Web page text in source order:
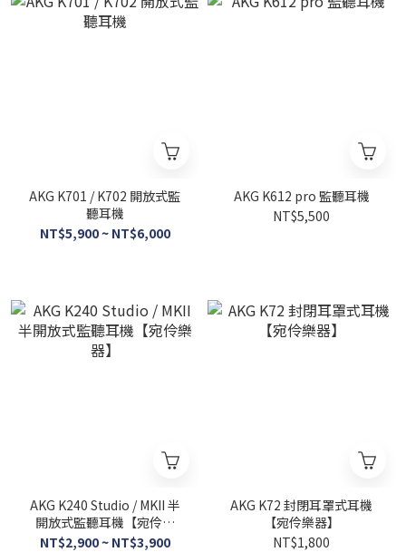
AKG K701 / K702 開放式監
聽耳機
NT$5,900 ~ NT$6,000
AKG K612 pro 監聽耳機
NT$5,500
AKG K240 Studio / MKII 半
開放式監聽耳機【宛伶樂
器】
NT$2,900 ~ NT$3,900
AKG K72 封閉耳罩式耳機
【宛伶樂器】
NT$1,800